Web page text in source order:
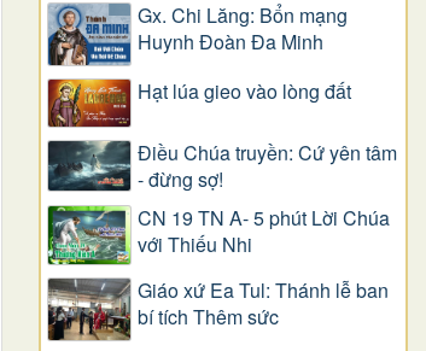
Gx. Chi Lăng: Bổn mạng
Huynh Đoàn Đa Minh
Hạt lúa gieo vào lòng đất
Điều Chúa truyền: Cứ yên tâm
- đừng sợ!
CN 19 TN A- 5 phút Lời Chúa
với Thiếu Nhi
Giáo xứ Ea Tul: Thánh lễ ban
bí tích Thêm sức